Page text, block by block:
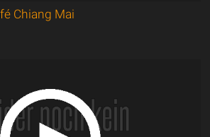
Chiang Mai